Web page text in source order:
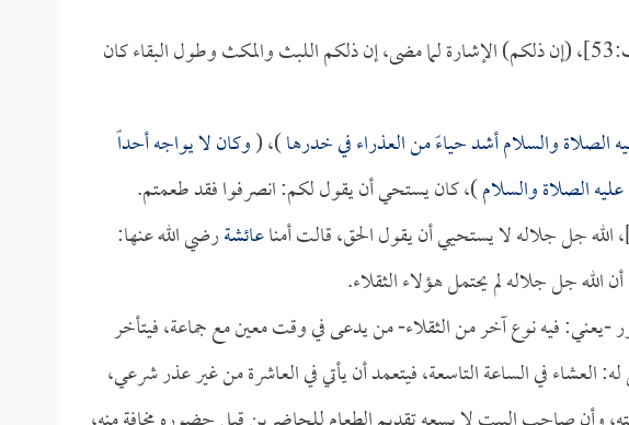
[الأحزاب:53]، (إن ذلكم) الإشارة لما مضى، إن ذلكم اللبث والمكث وطول البقاء كان
الصلاة والسلام أشد حياءً من العذراء في خدرها)، (وكان لا يواجه أحداً
الصلاة والسلام)، كان يستحي أن يقول لكم: انصرفوا فقد طعمتم.
عائشةرضي الله عنها:
الله جل جلاله لم يحتمل هؤلاء الثقلاء.
-يعني: فيه نوع آخر من الثقلاء- من يدعى في وقت معين مع جماعة، فيتأخر
في الساعة التاسعة، فيتعمد أن يأتي في العاشرة من غير عذر شرعي،